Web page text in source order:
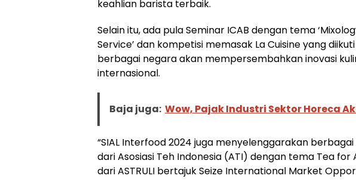
keahlian barista terbaik.
Selain itu, ada pula Seminar ICAB dengan tema
Service’ dan kompetisi memasak La Cuisine yang
berbagai negara akan mempersembahkan inovasi
internasional.
Baja juga: Wow, Pajak Industri Sektor Horeca
“SIAL Interfood 2024 juga menyelenggarakan
dari Asosiasi Teh Indonesia (ATI) dengan tema Tea
dari ASTRULI bertajuk Seize International Market